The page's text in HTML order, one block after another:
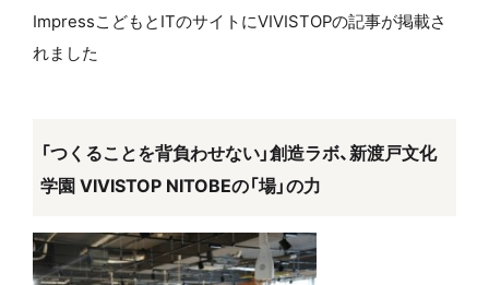
ImpressこどもとITのサイトにVIVISTOPの記事が掲載さ
れました
「つくることを背負わせない」創造ラボ、新渡戸文化
学園 VIVISTOP NITOBEの「場」の力